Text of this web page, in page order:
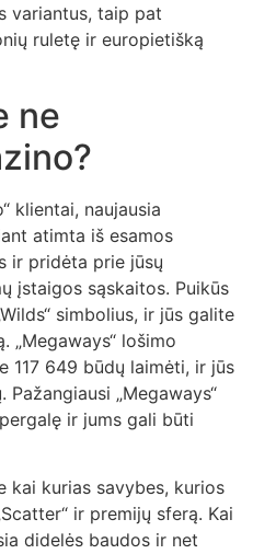
variantus, taip pat
ruletę ir europietišką
ne
klientai, naujausia
atimta iš esamos
ir pridėta prie jūsų
įstaigos sąskaitos. Puikūs
simbolius, ir jūs galite
„Megaways“ lošimo
117 649 būdų laimėti, ir jūs
„Megaways“
ir jums gali būti
kai kurias savybes, kurios
ir premijų sferą. Kai
didelės baudos ir net